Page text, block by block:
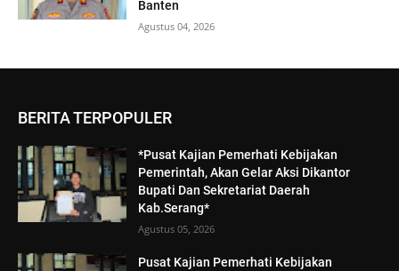
Banten
Agustus 04, 2026
BERITA TERPOPULER
*Pusat Kajian Pemerhati Kebijakan
Pemerintah, Akan Gelar Aksi Dikantor
Bupati Dan Sekretariat Daerah
Kab.Serang*
Agustus 05, 2026
Pusat Kajian Pemerhati Kebijakan